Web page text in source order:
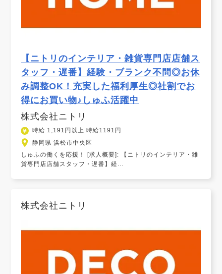
【ニトリのインテリア・雑貨専門店店舗ス
タッフ・遅番】経験・ブランク不問◎お休
み調整OK！充実した福利厚生◎社割でお
得にお買い物♪しゅふ活躍中
株式会社ニトリ
時給 1,191円以上 時給1191円
静岡県 浜松市中央区
しゅふの働くを応援！ [求人概要]: 【ニトリのインテリア・雑
貨専門店店舗スタッフ・遅番】経...
株式会社ニトリ